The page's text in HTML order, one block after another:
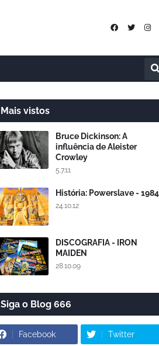
Mais vistos
Bruce Dickinson: A
influência de Aleister
Crowley
5.7.11
História: Powerslave - 1984
24.10.12
DISCOGRAFIA - IRON
MAIDEN
28.10.09
Siga o Blog 666
Facebook Twitter